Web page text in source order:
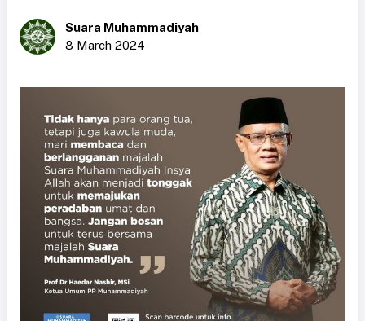
Suara Muhammadiyah
8 March 2024